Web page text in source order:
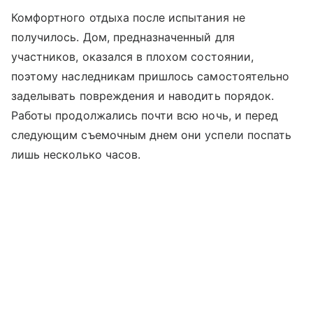
Комфортного отдыха после испытания не
получилось. Дом, предназначенный для
участников, оказался в плохом состоянии,
поэтому наследникам пришлось самостоятельно
заделывать повреждения и наводить порядок.
Работы продолжались почти всю ночь, и перед
следующим съемочным днем они успели поспать
лишь несколько часов.